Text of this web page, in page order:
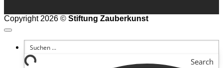
Copyright 2026 © Stiftung Zauberkunst
Search